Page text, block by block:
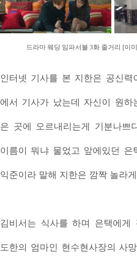
드라마 웨딩 임파서블 3화 줄거리 [이
인터넷 기사를 본 지한은 공신력
에서 기사가 났는데 자신이 원
은 곳에 오르내리는게 기분나쁘
이름이 뭐냐 물었고 앞에있던
익준이라 말해 지한은 깜짝 놀라
김비서는 식사를 하며 은택에게
도한의 엄마인 현수현사장의 사